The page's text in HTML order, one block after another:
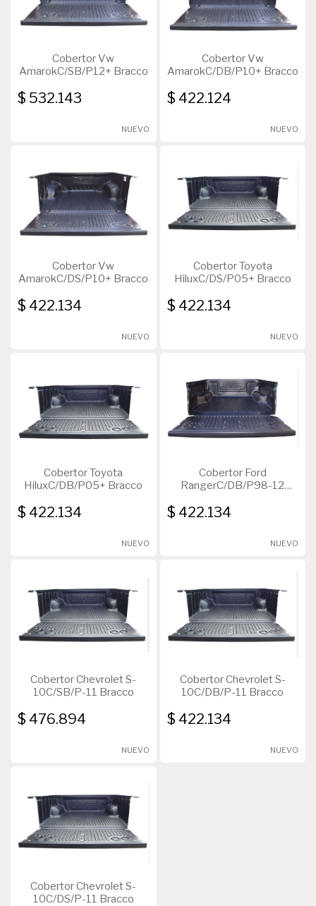
Cobertor Vw
AmarokC/SB/P12+ Bracco
$ 532.143
NUEVO
Cobertor Vw
AmarokC/DB/P10+ Bracco
$ 422.124
NUEVO
Cobertor Vw
AmarokC/DS/P10+ Bracco
$ 422.134
NUEVO
Cobertor Toyota
HiluxC/DS/P05+ Bracco
$ 422.134
NUEVO
Cobertor Toyota
HiluxC/DB/P05+ Bracco
$ 422.134
NUEVO
Cobertor Ford
RangerC/DB/P98-12
$ 422.134
NUEVO
Cobertor Chevrolet S-
10C/SB/P-11 Bracco
$ 476.894
NUEVO
Cobertor Chevrolet S-
10C/DB/P-11 Bracco
$ 422.134
NUEVO
Cobertor Chevrolet S-
10C/DS/P-11 Bracco